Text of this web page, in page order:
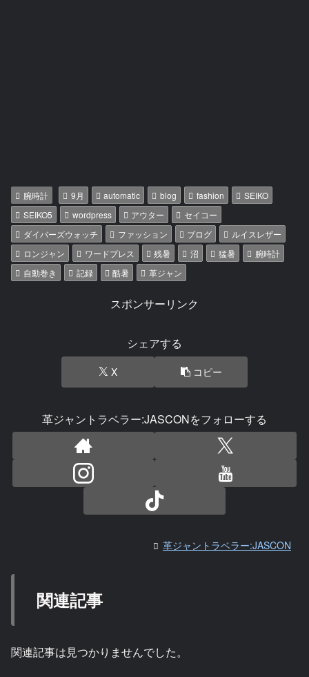
腕時計 9月 automatic blog fashion
SEIKO
SEIKO5
wordpress アウター
セイコー
ダイバーズウォッチ
ファッション ブログ
ルイスレザー
ロンジャン
ワードプレス 残暑 沼 猛暑
腕時計
自動巻き
記録 酷暑 革ジャン
スポンサーリンク
シェアする
X コピー
革ジャントラベラー:JASCONをフォローする
革ジャントラベラー:JASCON
関連記事
関連記事は見つかりませんでした。